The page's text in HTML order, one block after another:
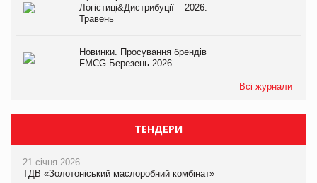
Логістиці&Дистрибуції – 2026.
Травень
Новинки. Просування брендів
FMCG.Березень 2026
Всі журнали
ТЕНДЕРИ
21 січня 2026
ТДВ «Золотоніський маслоробний комбінат»